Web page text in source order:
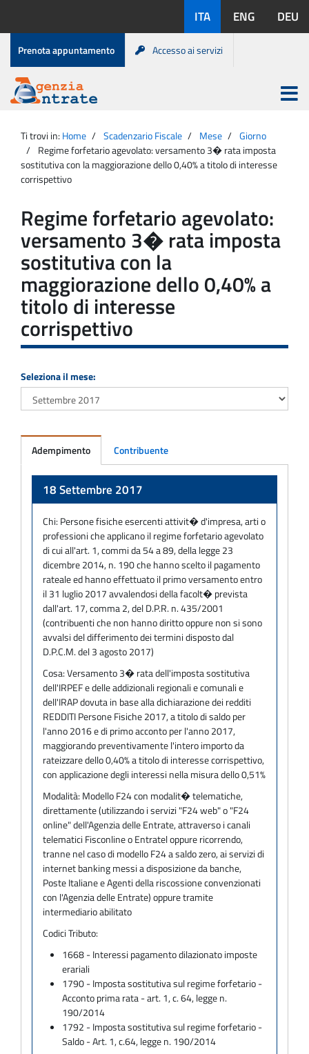
contenuto
disponibili:
ITA ENG DEU
Menu
di
servizio
Prenota appuntamento Accesso ai servizi
Agenzia
Entrate
Apri
menu
principale
Ti trovi in: Home Scadenzario Fiscale Mese
Giorno
Regime forfetario agevolato: versamento 3� rata imposta
sostitutiva con la maggiorazione dello 0,40% a titolo di interesse
corrispettivo
Regime forfetario agevolato:
versamento 3� rata imposta
sostitutiva con la
maggiorazione dello 0,40% a
titolo di interesse
corrispettivo
Seleziona il mese:
Adempimento Contribuente
18 Settembre 2017
Chi: Persone fisiche esercenti attivit� d'impresa, arti o
professioni che applicano il regime forfetario agevolato
di cui all'art. 1, commi da 54 a 89, della legge 23
dicembre 2014, n. 190 che hanno scelto il pagamento
rateale ed hanno effettuato il primo versamento entro
il 31 luglio 2017 avvalendosi della facolt� prevista
dall'art. 17, comma 2, del D.P.R. n. 435/2001
(contribuenti che non hanno diritto oppure non si sono
avvalsi del differimento dei termini disposto dal
D.P.C.M. del 3 agosto 2017)
Cosa:Versamento 3� rata dell'imposta sostitutiva
dell'IRPEF e delle addizionali regionali e comunali e
dell'IRAP dovuta in base alla dichiarazione dei redditi
REDDITI Persone Fisiche 2017, a titolo di saldo per
l'anno 2016 e di primo acconto per l'anno 2017,
maggiorando preventivamente l'intero importo da
rateizzare dello 0,40% a titolo di interesse corrispettivo,
con applicazione degli interessi nella misura dello 0,51%
Modalità: Modello F24 con modalit� telematiche,
direttamente (utilizzando i servizi "F24 web" o "F24
online" dell'Agenzia delle Entrate, attraverso i canali
telematici Fisconline o Entratel oppure ricorrendo,
tranne nel caso di modello F24 a saldo zero, ai servizi di
internet banking messi a disposizione da banche,
Poste Italiane e Agenti della riscossione convenzionati
con l'Agenzia delle Entrate) oppure tramite
intermediario abilitato
Codici Tributo:
1668 - Interessi pagamento dilazionato imposte
erariali
1790 - Imposta sostitutiva sul regime forfetario -
Acconto prima rata - art. 1, c. 64, legge n.
190/2014
1792 - Imposta sostitutiva sul regime forfetario -
Saldo - Art. 1, c.64, legge n. 190/2014